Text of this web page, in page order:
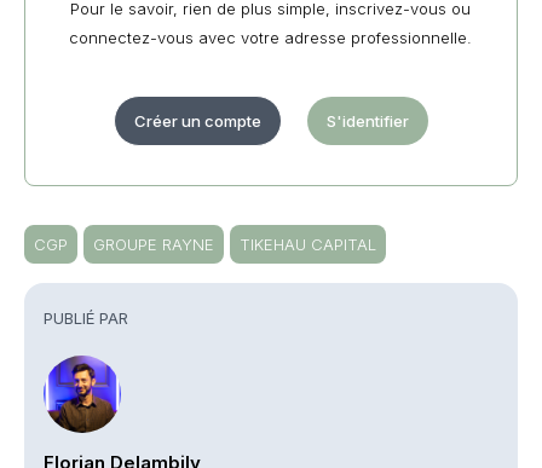
PUBLIÉ PAR
Florian Delambily
Pour le savoir, rien de plus simple, inscrivez-vous ou
connectez-vous avec votre adresse professionnelle.
Créer un compte S'identifier
CGP GROUPE RAYNE TIKEHAU CAPITAL